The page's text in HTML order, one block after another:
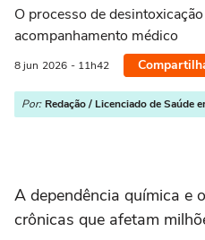
O processo de
acompanhamento médico
8 jun 2026 - 11h42
Por: Redação / Licenciado de Saúde
A dependência química e
crônicas que afetam